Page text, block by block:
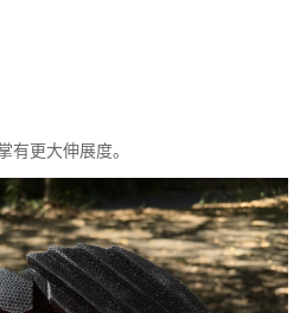
有更大伸展度。